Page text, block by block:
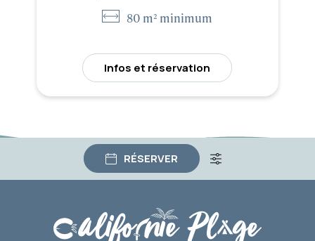
RÉSERVER
80 m² minimum
Infos et réservation